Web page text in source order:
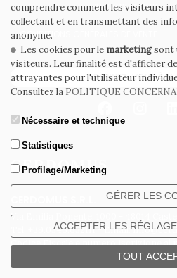
Via Emilia Ponente, 1000 - 48014
Tel. +39.0546.652111 - Email:
Codice Fiscale e numero iscrizione al
02620780391 - REA RA 217992 -
PRIVACY POLICY
CONDITIONS GÉNÉRALES DE VENTE
ABONNEZ-VOUS À LA
comprendre comment les visiteurs
collectant et en transmettant des
anonyme.
Les cookies pour le marketingsont
visiteurs. Leur finalité est d'afficher
attrayantes pour l'utilisateur
Consultez la POLITIQUE
Nécessaire et technique
Statistiques
Profilage/Marketing
GÉRER LES
ACCEPTER LES
TOUT